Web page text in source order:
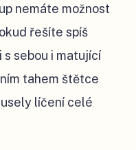
nemáte možnost
řešíte spíš
s sebou i matující
tahem štětce
líčení celé